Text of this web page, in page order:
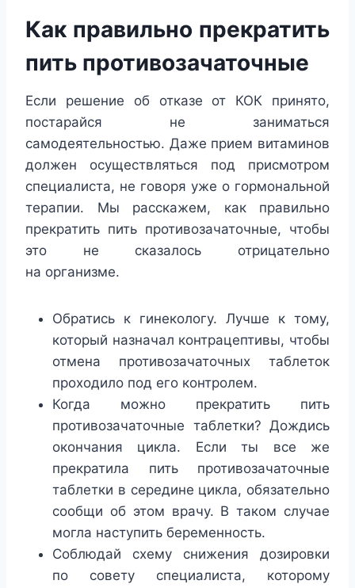
Как правильно прекратить
пить противозачаточные
Если решение об отказе от КОК принято,
постарайся не заниматься
самодеятельностью. Даже прием витаминов
должен осуществляться под присмотром
специалиста, не говоря уже о гормональной
терапии. Мы расскажем, как правильно
прекратить пить противозачаточные, чтобы
это не сказалось отрицательно
на организме.
Обратись к гинекологу. Лучше к тому,
который назначал контрацептивы, чтобы
отмена противозачаточных таблеток
проходило под его контролем.
Когда можно прекратить пить
противозачаточные таблетки? Дождись
окончания цикла. Если ты все же
прекратила пить противозачаточные
таблетки в середине цикла, обязательно
сообщи об этом врачу. В таком случае
могла наступить беременность.
Соблюдай схему снижения дозировки
по совету специалиста, которому